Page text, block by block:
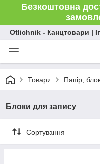
Безкоштовна
Otlichnik - Канцтовари |
Товари Папір,
Блоки для запису
Сортування